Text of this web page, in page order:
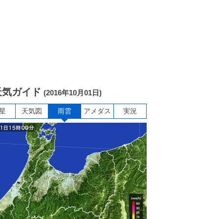
ガイド (2016年10月01日)
天気図 雨雲 アメダス 実況